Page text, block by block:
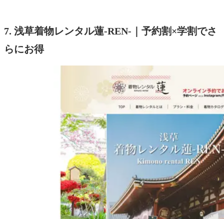
7. 浅草着物レンタル蓮-REN-｜予約割×学割でさ
らにお得